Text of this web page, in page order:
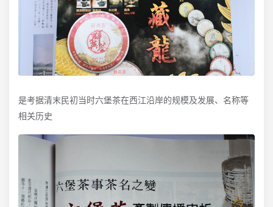
是考据清末民初当时六堡茶在西江沿岸的规模及发展、名称等
相关历史